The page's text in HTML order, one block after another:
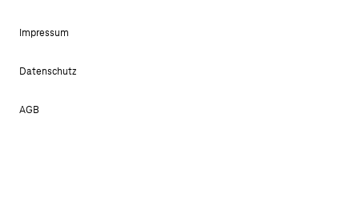
Impressum
Datenschutz
AGB